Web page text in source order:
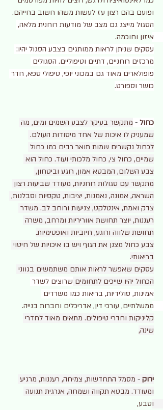
ופועם בהם רצון עז לעשות משהו חשוב בחייהם.
הסגול מייצג גם מצב של מודעות רוחנית מלאה,
איזון וחוכמה.
עסקים שניתן לראות ממותגים בצבע הסגול יהיו:
מרכזים רוחניים, דתיים וטיפוליים. הסגולים
פופולארים מאוד גם במכוני יופי, טיפולי ספא, חדר
כושר וספורט.
כחול - מתקשר בעיקר לצבע השמים ומים, מה
שמעניק לו איכות של אחד מיסודות העולם.
לכחול נקשרים שמות תואר רבים כמו כחול
שמיים, כחול צי, כחול מלכותי ועוד. כחול הוא
צבע השלום, המבטא אמון, רוגע וביטחון,
מתקשר עם סגולות רוחניות, מעודד שביעות רצון
השראה, אמונה, נאמנות, יציבות, טקסיות וסבלנות,
צדק ואמת, אינטלקט, צניעות ורוחב לב. משדר
רעננות, יוצר תחושת אווריריות ומרחב, משרה
תחושת שלווה ורוגע, חיוביות ואופטימיות.
צבע כחול מצנן את הגוף ויש בו איכויות של חיטוי
בריאותי.
עסקים שאפשר לראות אותם משתמשים בגווני
הכחול יהיו שייכים לתחומים שרוצים לשדר
אמינות, סולידיות, בריאות כמו משרדים
ממשלתיים, עורכי דין, אדריכלים וחברות בנייה.
קליניקות וחדרי טיפולים. מתאים מאוד לחדרי
שינה,
ירוק - מסמל התחדשות, צמיחה, רעננות, מרגיע
ומעודד. מבטא תקווה ושמחה, אנרגית תנועה
וטבע,